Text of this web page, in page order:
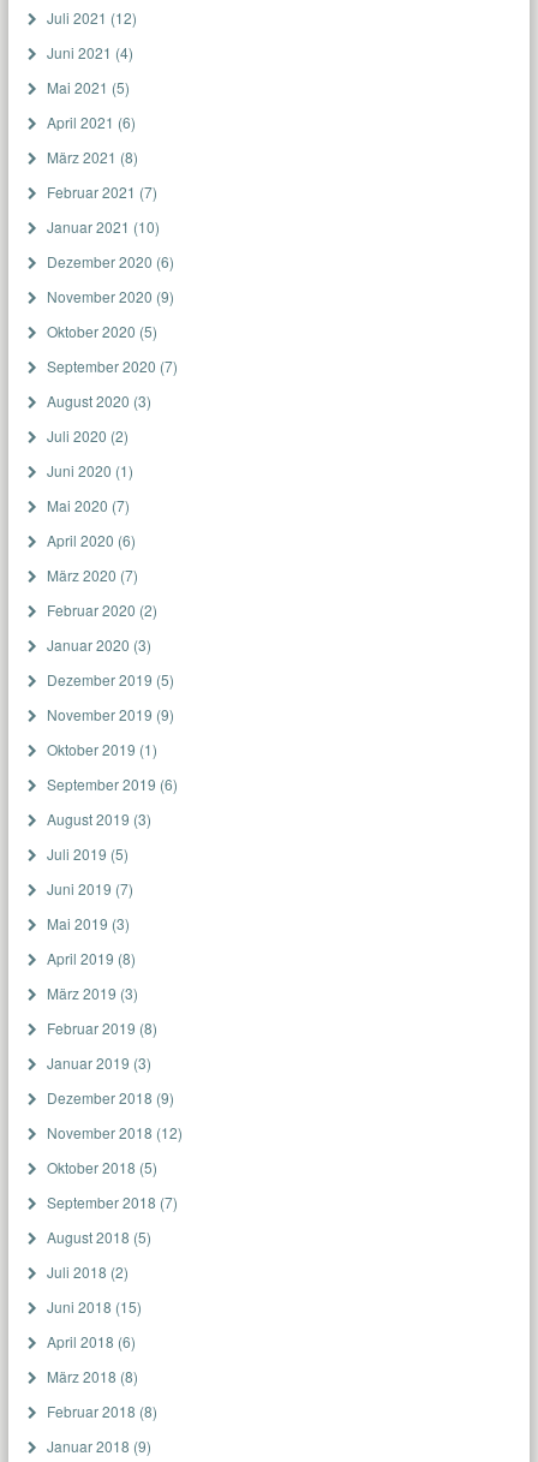
Juli 2021 (12)
Juni 2021 (4)
Mai 2021 (5)
April 2021 (6)
März 2021 (8)
Februar 2021 (7)
Januar 2021 (10)
Dezember 2020 (6)
November 2020 (9)
Oktober 2020 (5)
September 2020 (7)
August 2020 (3)
Juli 2020 (2)
Juni 2020 (1)
Mai 2020 (7)
April 2020 (6)
März 2020 (7)
Februar 2020 (2)
Januar 2020 (3)
Dezember 2019 (5)
November 2019 (9)
Oktober 2019 (1)
September 2019 (6)
August 2019 (3)
Juli 2019 (5)
Juni 2019 (7)
Mai 2019 (3)
April 2019 (8)
März 2019 (3)
Februar 2019 (8)
Januar 2019 (3)
Dezember 2018 (9)
November 2018 (12)
Oktober 2018 (5)
September 2018 (7)
August 2018 (5)
Juli 2018 (2)
Juni 2018 (15)
April 2018 (6)
März 2018 (8)
Februar 2018 (8)
Januar 2018 (9)